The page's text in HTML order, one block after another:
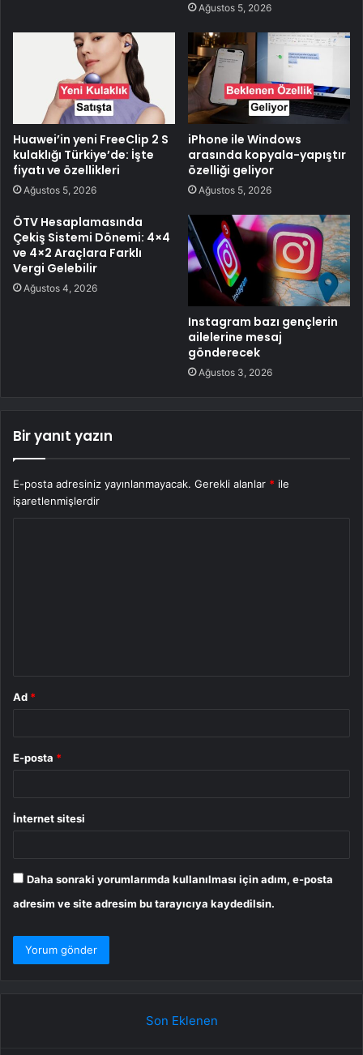
Ağustos 5, 2026
Huawei’in yeni FreeClip 2 S
kulaklığı Türkiye’de: İşte
fiyatı ve özellikleri
Ağustos 5, 2026
iPhone ile Windows
arasında kopyala-yapıştır
özelliği geliyor
Ağustos 5, 2026
ÖTV Hesaplamasında
Çekiş Sistemi Dönemi: 4×4
ve 4×2 Araçlara Farklı
Vergi Gelebilir
Ağustos 4, 2026
Instagram bazı gençlerin
ailelerine mesaj
gönderecek
Ağustos 3, 2026
Bir yanıt yazın
E-posta adresiniz yayınlanmayacak. Gerekli alanlar * ile
işaretlenmişlerdir
Ad *
E-posta *
İnternet sitesi
Daha sonraki yorumlarımda kullanılması için adım, e-posta
adresim ve site adresim bu tarayıcıya kaydedilsin.
Son Eklenen